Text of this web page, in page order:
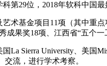
第29位，2018年软科中国
术基金项目11项（其中重
果奖18项、江西省“五个一
La Sierra University、美国
流，进行学术考察。